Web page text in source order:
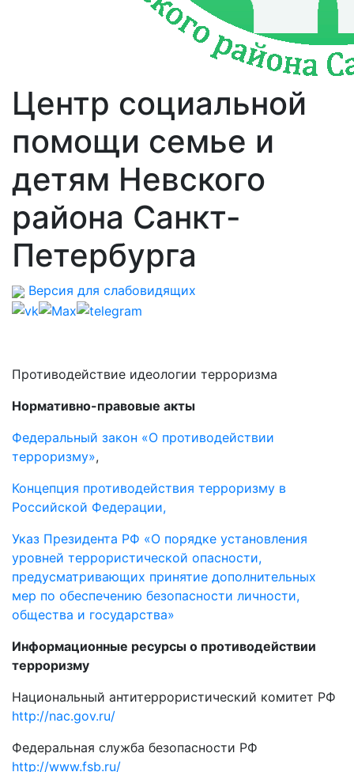
Центр социальной
помощи семье и
детям Невского
района Санкт-
Петербурга
Версия для слабовидящих
Противодействие идеологии терроризма
Нормативно-правовые акты
Федеральный закон «О противодействии
терроризму»,
Концепция противодействия терроризму в
Российской Федерации,
Указ Президента РФ «О порядке установления
уровней террористической опасности,
предусматривающих принятие дополнительных
мер по обеспечению безопасности личности,
общества и государства»
Информационные ресурсы о противодействии
терроризму
Национальный антитеррористический комитет РФ
http://nac.gov.ru/
Федеральная служба безопасности РФ
http://www.fsb.ru/